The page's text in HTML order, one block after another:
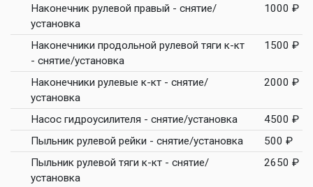
Наконечник рулевой правый - снятие/
установка
1000 ₽
Наконечники продольной рулевой тяги к-кт
- снятие/установка
1500 ₽
Наконечники рулевые к-кт - снятие/
установка
2000 ₽
Насос гидроусилителя - снятие/установка
4500 ₽
Пыльник рулевой рейки - снятие/установка
500 ₽
Пыльник рулевой тяги к-кт - снятие/
установка
2650 ₽